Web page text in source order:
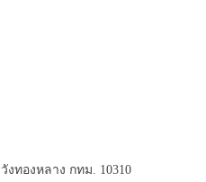
งทองหลาง กทม. 10310